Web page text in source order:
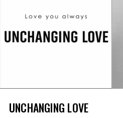
UNCHANGING LOVE